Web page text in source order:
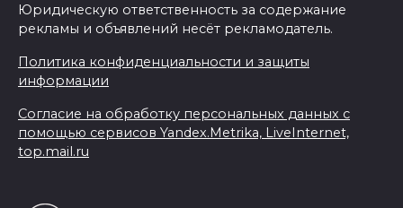
Юридическую ответственность за содержание
рекламы и объявлений несёт рекламодатель.
Политика конфиденциальности и защиты
информации
Согласие на обработку персональных данных с
помощью сервисов Yandex.Metrika, LiveInternet,
top.mail.ru